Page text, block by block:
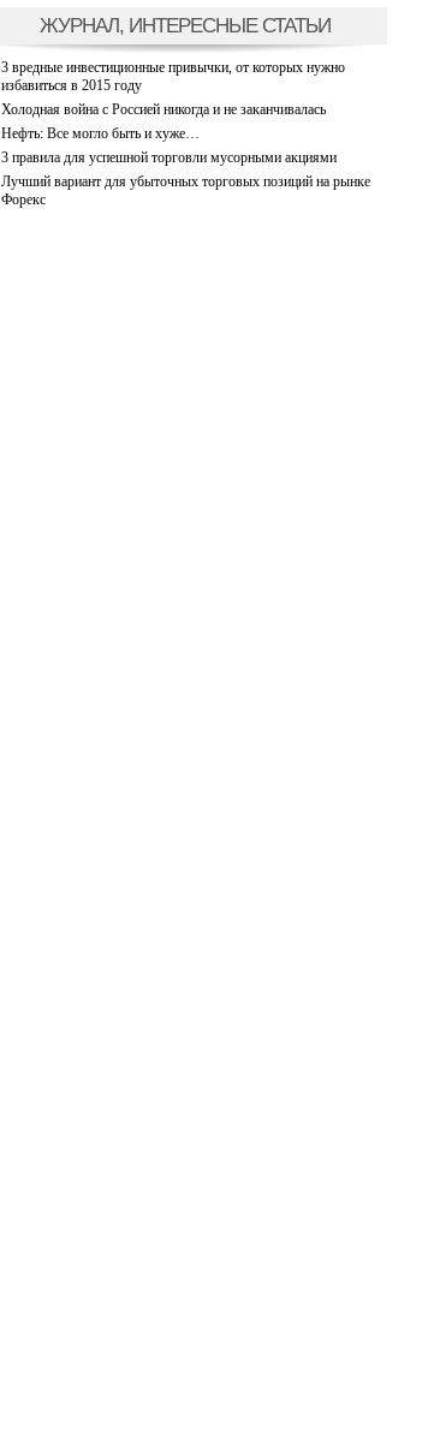
ЖУРНАЛ, ИНТЕРЕСНЫЕ СТАТЬИ
3 вредные инвестиционные привычки, от которых нужно
избавиться в 2015 году
Холодная война с Россией никогда и не заканчивалась
Нефть: Все могло быть и хуже…
3 правила для успешной торговли мусорными акциями
Лучший вариант для убыточных торговых позиций на рынке
Форекс